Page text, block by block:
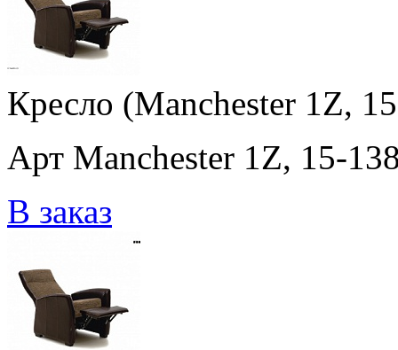
Кресло (Manchester 1Z,
Арт Manchester 1Z, 15-
В заказ